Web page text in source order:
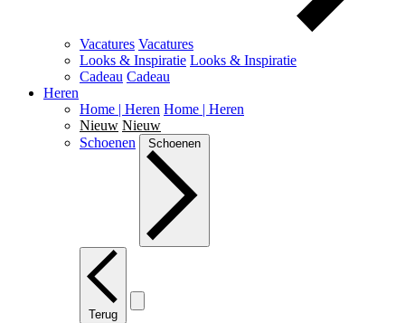
Vacatures Vacatures
Looks & Inspiratie Looks & Inspiratie
Cadeau Cadeau
Heren
Home | Heren Home | Heren
Nieuw Nieuw
Schoenen
Schoenen
Terug